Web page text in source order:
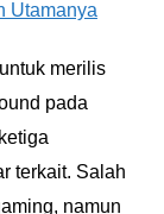
Utamanya
merilis
pada
terkait. Salah
namun